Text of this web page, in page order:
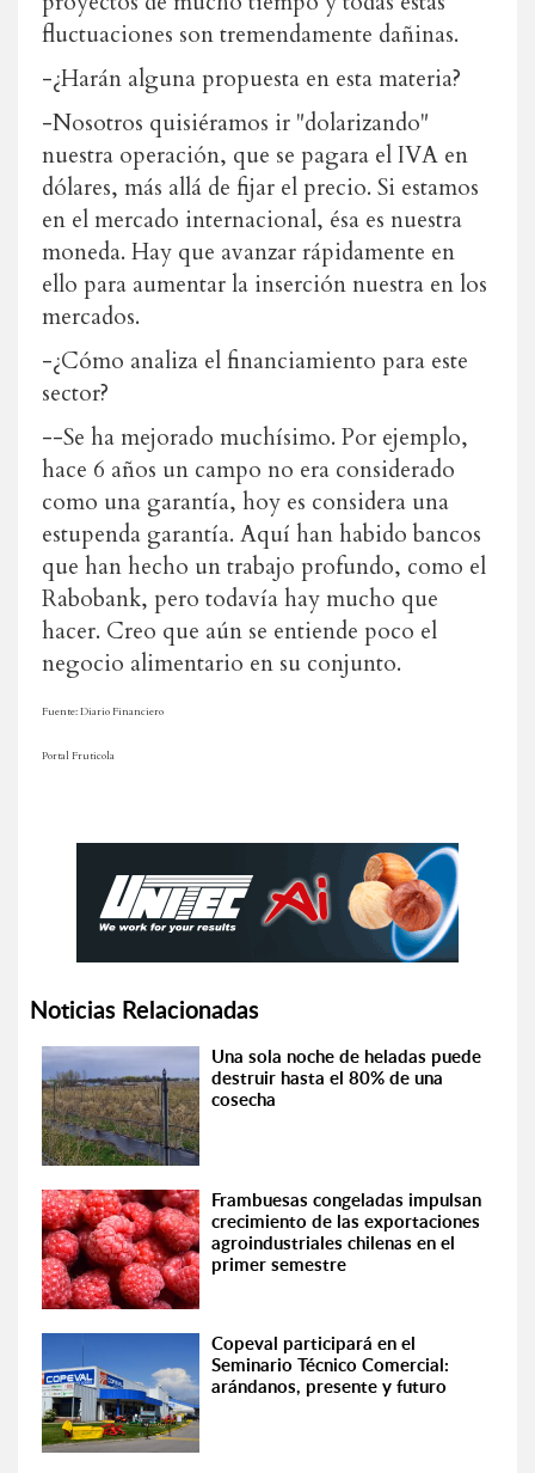
fluctuaciones son tremendamente dañinas.
-¿Harán alguna propuesta en esta materia?
-Nosotros quisiéramos ir "dolarizando"
nuestra operación, que se pagara el IVA en
dólares, más allá de fijar el precio. Si estamos
en el mercado internacional, ésa es nuestra
moneda. Hay que avanzar rápidamente en
ello para aumentar la inserción nuestra en los
mercados.
-¿Cómo analiza el financiamiento para este
sector?
--Se ha mejorado muchísimo. Por ejemplo,
hace 6 años un campo no era considerado
como una garantía, hoy es considera una
estupenda garantía. Aquí han habido bancos
que han hecho un trabajo profundo, como el
Rabobank, pero todavía hay mucho que
hacer. Creo que aún se entiende poco el
negocio alimentario en su conjunto.
Fuente: Diario Financiero
Portal Fruticola
Noticias Relacionadas
Una sola noche de heladas puede
destruir hasta el 80% de una
cosecha
Frambuesas congeladas impulsan
crecimiento de las exportaciones
agroindustriales chilenas en el
primer semestre
Copeval participará en el
Seminario Técnico Comercial:
arándanos, presente y futuro